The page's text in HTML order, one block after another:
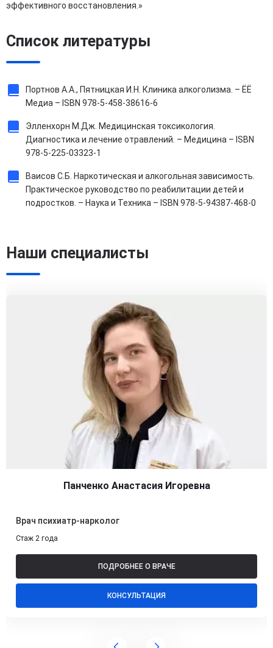
эффективного восстановления.»
Список литературы
Портнов А.А., Пятницкая И.Н. Клиника алкоголизма. – ЁЁ
Медиа – ISBN 978-5-458-38616-6
Элленхорн М.Дж. Медицинская токсикология.
Диагностика и лечение отравлений. – Медицина – ISBN
978-5-225-03323-1
Ваисов С.Б. Наркотическая и алкогольная зависимость.
Практическое руководство по реабилитации детей и
подростков. – Наука и Техника – ISBN 978-5-94387-468-0
Наши специалисты
Панченко Анастасия Игоревна
Врач психиатр-нарколог
Стаж 2 года
ПОДРОБНЕЕ О ВРАЧЕ
КОНСУЛЬТАЦИЯ